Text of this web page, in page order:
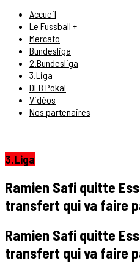
Accueil
Le Fussball +
Mercato
Bundesliga
2.Bundesliga
3.Liga
DFB Pokal
Vidéos
Nos partenaires
3.Liga
Ramien Safi quitte
transfert qui va faire
Ramien Safi quitte
transfert qui va faire